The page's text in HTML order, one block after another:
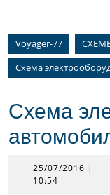
Voyager-77
Схема
Схема
25/07/2016 25/
|
10:54